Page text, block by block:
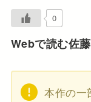
0
Webで読む佐
本作の一